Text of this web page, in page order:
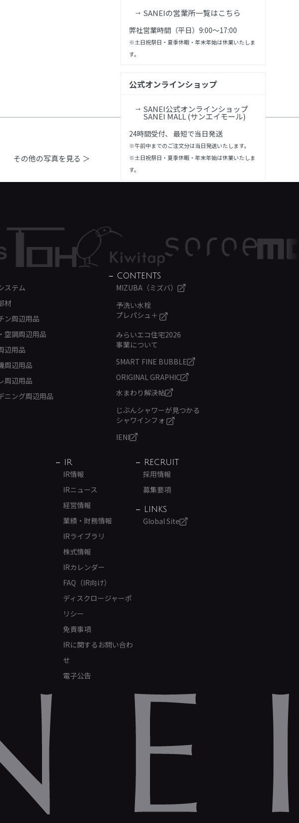
SANEIの営業所一覧はこちら
弊社営業時間（平日）9:00～17:00
※土日祝祭日・夏季休暇・年末年始は休業いたしま
す。
公式オンラインショップ
SANEI公式オンラインショップ
SANEI MALL (サンエイモール)
24時間受付、 最短で当日発送
※午前中までのご注文分は当日発送いたします。
※土日祝祭日・夏季休暇・年末年始は休業いたしま
す。
その他の写真を見る ＞
ステム
材
ン周辺用品
空調周辺用品
辺用品
周辺用品
周辺用品
ニング周辺用品
CONTENTS
MIZUBA（ミズバ）
予洗い水栓
プレパシュ＋
みらいエコ住宅2026
事業について
SMART FINE BUBBLE
ORIGINAL GRAPHIC
水まわり解決帖
じぶんシャワーが見つかる
シャワインフォ
IENI
IR
IR情報
IRニュース
経営情報
業績・財務情報
IRライブラリ
株式情報
IRカレンダー
FAQ（IR向け）
ディスクロージャーポ
リシー
免責事項
IRに関するお問い合わ
せ
電子公告
RECRUIT
採用情報
募集要項
LINKS
Global Site